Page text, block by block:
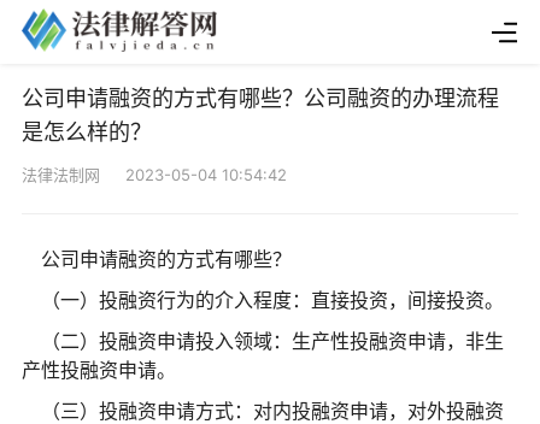
公司申请融资的方式有哪些？公司融资的办理流程
是怎么样的？
法律法制网 2023-05-04 10:54:42
公司申请融资的方式有哪些？
（一）投融资行为的介入程度：直接投资，间接投资。
（二）投融资申请投入领域：生产性投融资申请，非生
产性投融资申请。
（三）投融资申请方式：对内投融资申请，对外投融资